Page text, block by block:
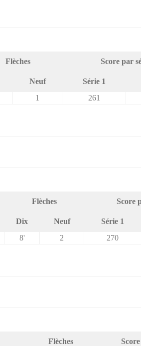
Flèches Score par
Neuf Série 1
1 261
Flèches Score
Dix Neuf Série 1
8' 2 270
Flèches